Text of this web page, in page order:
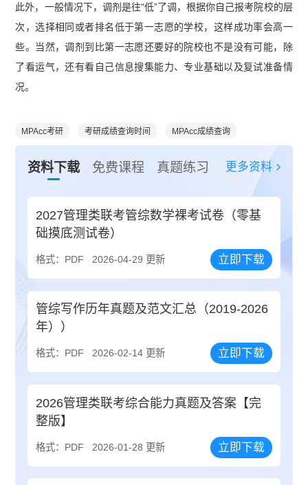
此外，一般情况下，调剂是往“低”了调，根据你自己报考院校的层
次，选择相同或者排名低于第一志愿的学校，这样成功率会高一
些。当然，调剂到比第一志愿还要好的院校也不是没有可能，除
了看运气，还有看自己信息搜集能力、专业基础以及复试准备情
况。
MPAcc考研 考研成绩查询时间 MPAcc成绩查询
资料下载 免费课程 真题练习 更多资料
2027管理类联考管综数学裸考试卷（零基
础摸底测试卷）
格式：PDF 2026-04-29 更新 立即下载
管综写作历年真题及范文汇总（2019-2026
年））
格式：PDF 2026-02-14 更新 立即下载
2026管理类联考综合能力真题及答案【完
整版】
格式：PDF 2026-01-28 更新 立即下载